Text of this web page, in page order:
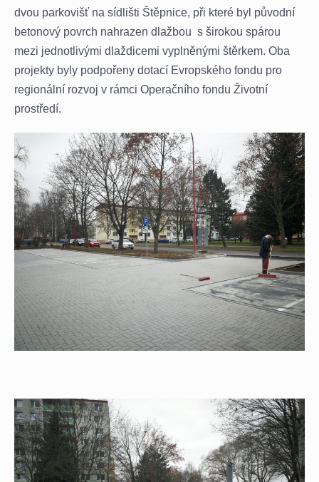
dvou parkovišť na sídlišti Štěpnice, při které byl původní
betonový povrch nahrazen dlažbou s širokou spárou
mezi jednotlivými dlaždicemi vyplněnými štěrkem. Oba
projekty byly podpořeny dotací Evropského fondu pro
regionální rozvoj v rámci Operačního fondu Životní
prostředí.